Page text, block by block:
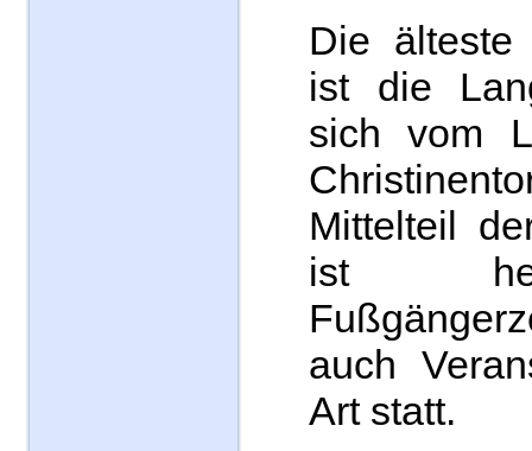
Die älteste
ist die
sich vom
Mittelteil
ist
auch
Art statt.